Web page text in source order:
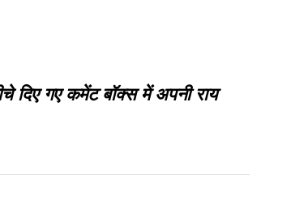
गए कमेंट बॉक्स में अपनी राय